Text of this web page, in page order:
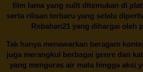
film lama yang sulit ditemukan di
serta rilisan terbaru yang selalu
Rebahan21 yang dihargai oleh
Tak hanya menawarkan beragam
juga merangkul berbagai genre dan
yang menguras air mata hingga aksi